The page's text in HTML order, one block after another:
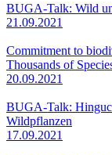
BUGA-Talk: Wild
21.09.2021
Commitment to
Thousands of
20.09.2021
BUGA-Talk:
Wildpflanzen
17.09.2021